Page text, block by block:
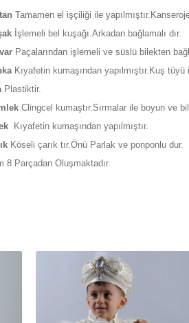
Tamamen el işçiliği ile
İşlemeli bel kuşağı.Arkadan bağlamalı dır.
Paçalarından işlemeli ve süslü bilekten
Kıyafetin kumaşından yapılmıştır.Kuş
Plastiktir.
Clingcel kumaştır.Sırmalar ile boyun ve
Kıyafetin kumaşından yapılmıştır.
Köseli çarık tır.Önü Parlak ve ponponlu dur.
8 Parçadan Oluşmaktadır.